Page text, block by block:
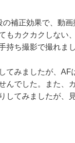
補正効果で、動
もカクカクしない
持ち撮影で撮れまし
てみましたが、
んでした。また、
してみましたが、